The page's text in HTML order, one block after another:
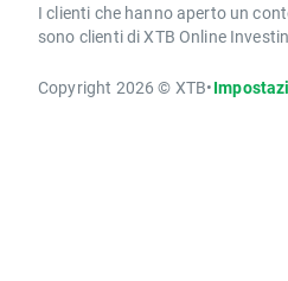
I clienti che hanno aperto un
sono clienti di XTB Online
Copyright 2026 © XTB•